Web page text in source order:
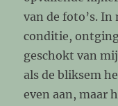
van de foto’s.
conditie,
geschokt van
als de bliksem
even aan, maar